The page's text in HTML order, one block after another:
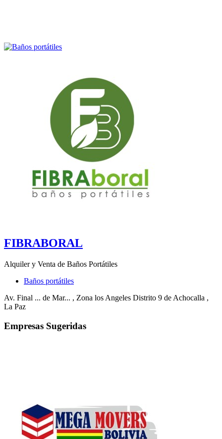
FIBRABORAL
Alquiler y Venta de Baños Portátiles
Baños portátiles
Av. Final ... de Mar... , Zona los Angeles Distrito 9 de Achocalla ,
La Paz
Empresas Sugeridas